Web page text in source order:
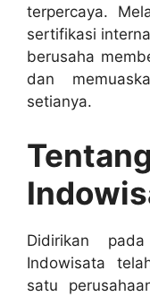
terpercaya.
sertifikasi
berusaha
dan
setianya.
Didirikan
Indowisata
satu